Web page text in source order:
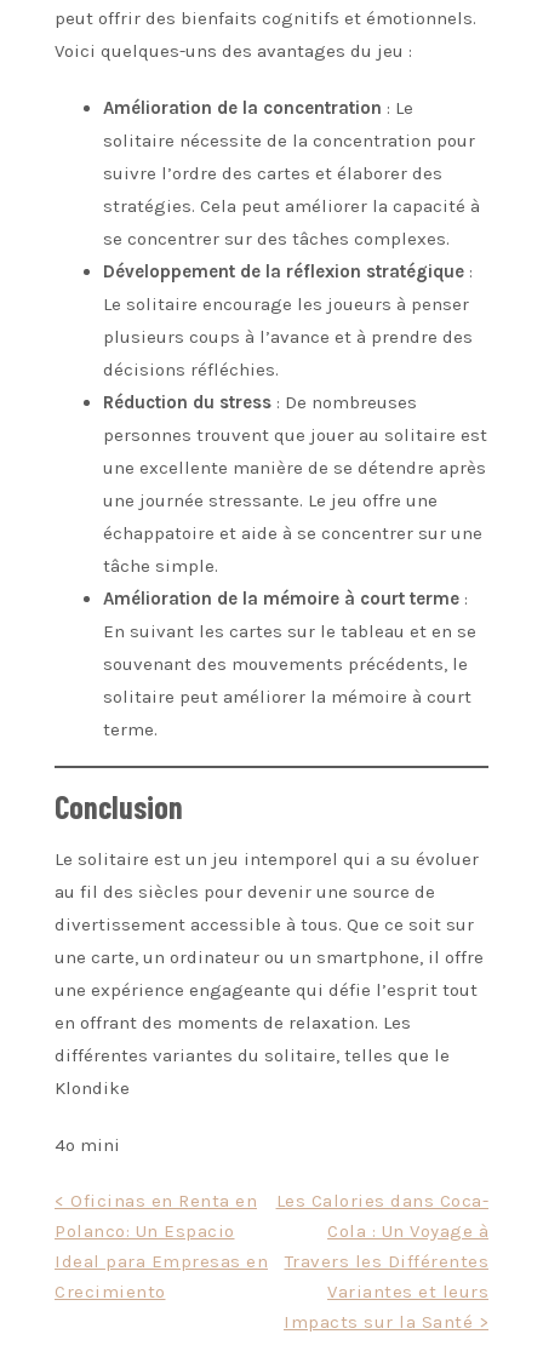
peut offrir des bienfaits cognitifs et émotionnels.
Voici quelques-uns des avantages du jeu :
Amélioration de la concentration : Le
solitaire nécessite de la concentration pour
suivre l’ordre des cartes et élaborer des
stratégies. Cela peut améliorer la capacité à
se concentrer sur des tâches complexes.
Développement de la réflexion stratégique :
Le solitaire encourage les joueurs à penser
plusieurs coups à l’avance et à prendre des
décisions réfléchies.
Réduction du stress : De nombreuses
personnes trouvent que jouer au solitaire est
une excellente manière de se détendre après
une journée stressante. Le jeu offre une
échappatoire et aide à se concentrer sur une
tâche simple.
Amélioration de la mémoire à court terme :
En suivant les cartes sur le tableau et en se
souvenant des mouvements précédents, le
solitaire peut améliorer la mémoire à court
terme.
Conclusion
Le solitaire est un jeu intemporel qui a su évoluer
au fil des siècles pour devenir une source de
divertissement accessible à tous. Que ce soit sur
une carte, un ordinateur ou un smartphone, il offre
une expérience engageante qui défie l’esprit tout
en offrant des moments de relaxation. Les
différentes variantes du solitaire, telles que le
Klondike
4o mini
navigation
< Oficinas en Renta en
Polanco: Un Espacio
Ideal para Empresas en
Crecimiento
Les Calories dans Coca-
Cola : Un Voyage à
Travers les Différentes
Variantes et leurs
Impacts sur la Santé >